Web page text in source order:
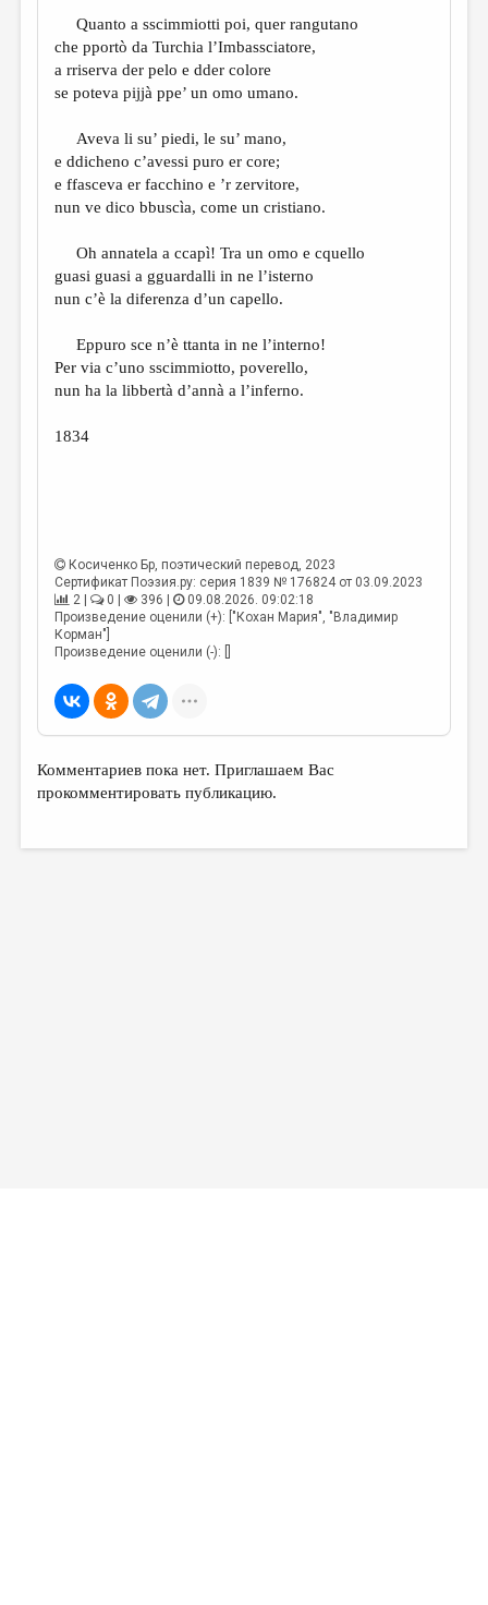
КОЛОНКА РЕДАКТОРА
РЕДКОЛЛЕГИЯ
ОТ РЕДАКЦИИ
МАЛАЯ ПРОЗА
ЭССЕИСТИКА
КУЛЬТУРОВЕДЕНИЕ
ПУБЛИЦИСТИКА
РЕЦЕНЗИРОВАНИЕ
ЦИКЛЫ ПУБЛИКАЦИЙ
Quanto a sscimmiotti poi, quer rangutano
che pportò da Turchia l’Imbassciatore,
a rriserva der pelo e dder colore
se poteva pijjà ppe’ un omo umano.
Aveva li su’ piedi, le su’ mano,
e ddicheno c’avessi puro er core;
e ffasceva er facchino e ’r zervitore,
nun ve dico bbuscìa, come un cristiano.
Oh annatela a ccapì! Tra un omo e cquello
guasi guasi a gguardalli in ne l’isterno
nun c’è la diferenza d’un capello.
Eppuro sce n’è ttanta in ne l’interno!
Per via c’uno sscimmiotto, poverello,
nun ha la libbertà d’annà a l’inferno.
1834
Косиченко Бр, поэтический перевод, 2023
Сертификат Поэзия.ру: серия 1839 № 176824 от 03.09.2023
2 |
0 | 396 |
09.08.2026. 09:02:18
Произведение оценили (+): ["Кохан Мария", "Владимир
Корман"]
Произведение оценили (-): []
Комментариев пока нет. Приглашаем Вас
прокомментировать публикацию.